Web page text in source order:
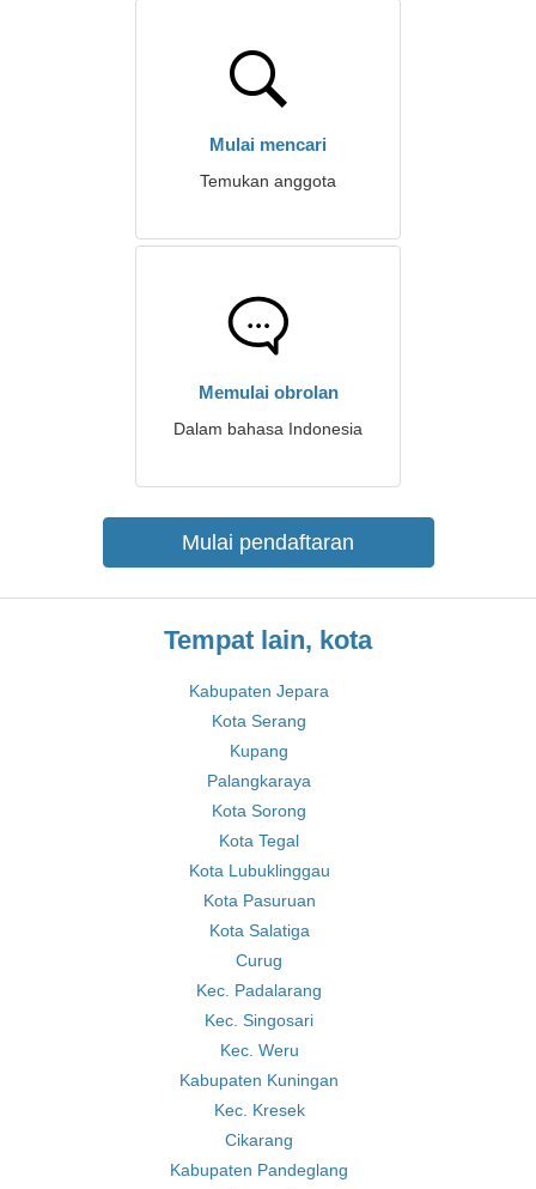
Mulai mencari
Temukan anggota
Memulai obrolan
Dalam bahasa Indonesia
Mulai pendaftaran
Tempat lain, kota
Kabupaten Jepara
Kota Serang
Kupang
Palangkaraya
Kota Sorong
Kota Tegal
Kota Lubuklinggau
Kota Pasuruan
Kota Salatiga
Curug
Kec. Padalarang
Kec. Singosari
Kec. Weru
Kabupaten Kuningan
Kec. Kresek
Cikarang
Kabupaten Pandeglang